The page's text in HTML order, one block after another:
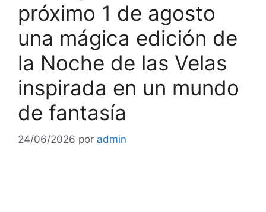
próximo 1 de agosto
una mágica edición de
la Noche de las Velas
inspirada en un mundo
de fantasía
24/06/2026 por admin